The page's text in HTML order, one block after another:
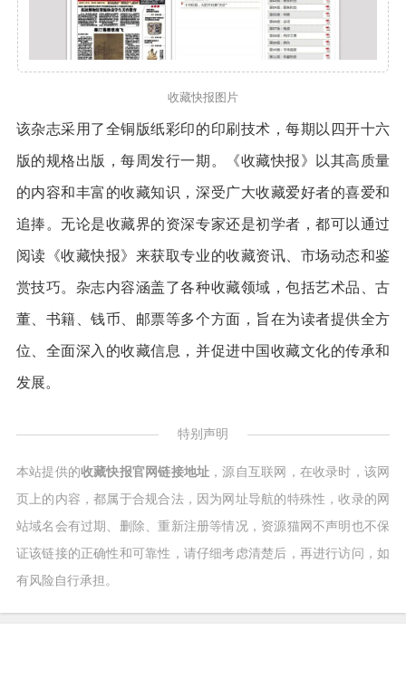
收藏快报图片
该杂志采用了全铜版纸彩印的印刷技术，每期以四开十六
版的规格出版，每周发行一期。《收藏快报》以其高质量
的内容和丰富的收藏知识，深受广大收藏爱好者的喜爱和
追捧。无论是收藏界的资深专家还是初学者，都可以通过
阅读《收藏快报》来获取专业的收藏资讯、市场动态和鉴
赏技巧。杂志内容涵盖了各种收藏领域，包括艺术品、古
董、书籍、钱币、邮票等多个方面，旨在为读者提供全方
位、全面深入的收藏信息，并促进中国收藏文化的传承和
发展。
特别声明
本站提供的收藏快报官网链接地址 ，源自互联网，在收录时，该网
页上的内容，都属于合规合法，因为网址导航的特殊性，收录的网
站域名会有过期、删除、重新注册等情况，资源猫网不声明也不保
证该链接的正确性和可靠性，请仔细考虑清楚后，再进行访问，如
有风险自行承担。